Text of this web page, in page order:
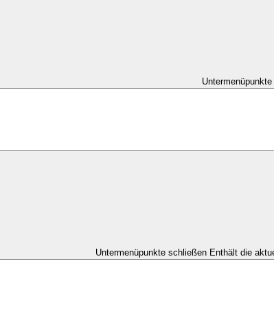
Untermenüpunkte schließen Enthält die